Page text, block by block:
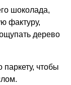
шоколада,
фактуру,
дерево
чтобы